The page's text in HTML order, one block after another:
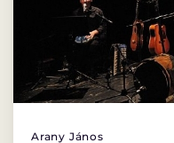
Arany János